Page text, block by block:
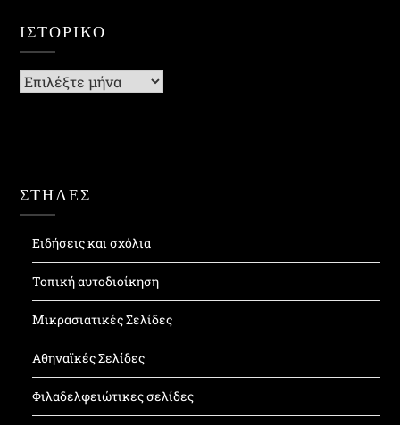
ΙΣΤΟΡΙΚΌ
Ιστορικό
ΣΤΗΛΕΣ
Ειδήσεις και σχόλια
Τοπική αυτοδιοίκηση
Μικρασιατικές Σελίδες
Αθηναϊκές Σελίδες
Φιλαδελφειώτικες σελίδες